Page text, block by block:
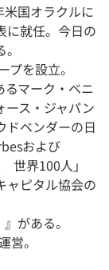
国オラクルに
に就任。今日の
を設立。
マーク・ベニ
ース・ジャパン
ドベンダーの日
および
世界100人」
ャピタル協会の
がある。
営。